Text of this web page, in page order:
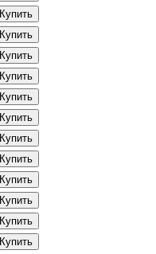
Купить
Купить
Купить
Купить
Купить
Купить
Купить
Купить
Купить
Купить
Купить
Купить